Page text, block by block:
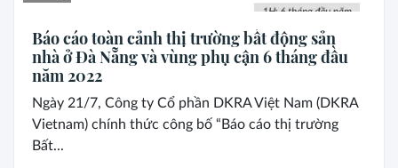
Báo cáo toàn cảnh thị trường bất động sản
nhà ở Đà Nẵng và vùng phụ cận 6 tháng đầu
năm 2022
Ngày 21/7, Công ty Cổ phần DKRA Việt Nam (DKRA
Vietnam) chính thức công bố “Báo cáo thị trường
Bất...